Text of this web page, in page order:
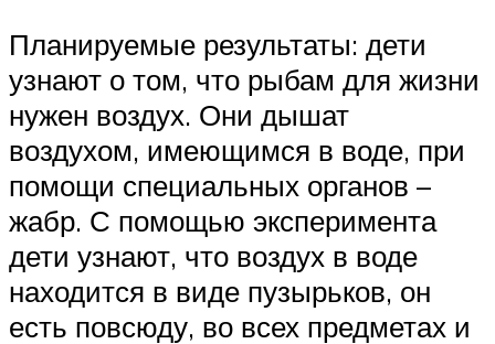
Планируемые результаты: дети
узнают о том, что рыбам для жизни
нужен воздух. Они дышат
воздухом, имеющимся в воде, при
помощи специальных органов –
жабр. С помощью эксперимента
дети узнают, что воздух в воде
находится в виде пузырьков, он
есть повсюду, во всех предметах и